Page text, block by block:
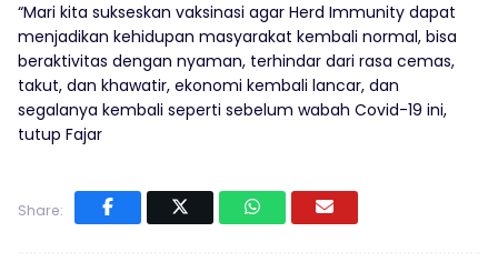
“Mari kita sukseskan vaksinasi agar Herd Immunity dapat
menjadikan kehidupan masyarakat kembali normal, bisa
beraktivitas dengan nyaman, terhindar dari rasa cemas,
takut, dan khawatir, ekonomi kembali lancar, dan
segalanya kembali seperti sebelum wabah Covid-19 ini,
tutup Fajar
Share: